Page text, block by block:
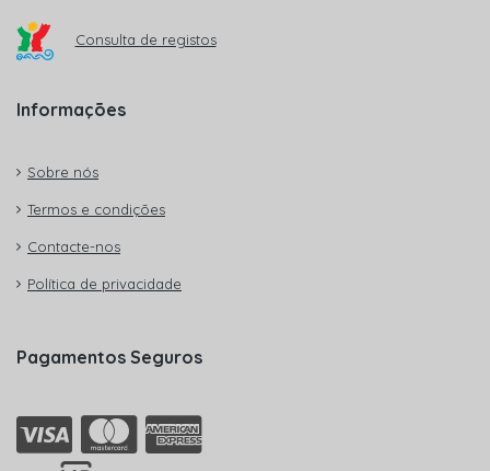
Consulta de registos
Informações
Sobre nós
Termos e condições
Contacte-nos
Política de privacidade
Pagamentos Seguros